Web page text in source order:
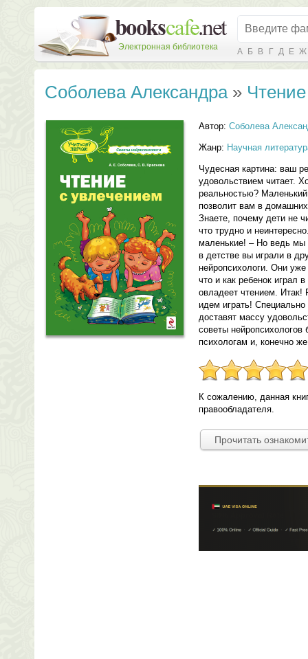
Электронная библиотека А Б В Г Д Е Ж
Соболева Александра»
Автор: Соболева
Жанр: Научная
Чудесная картина: ваш
удовольствием читает.
реальностью? Маленький
позволит вам в
Знаете, почему дети не
что трудно и
маленькие! – Но ведь мы
в детстве вы играли в
нейропсихологи. Они
что и как ребенок играл
овладеет чтением.
идем играть!
доставят массу
советы нейропсихологов
психологам и, конечно
К сожалению, данная
правообладателя.
Прочитать